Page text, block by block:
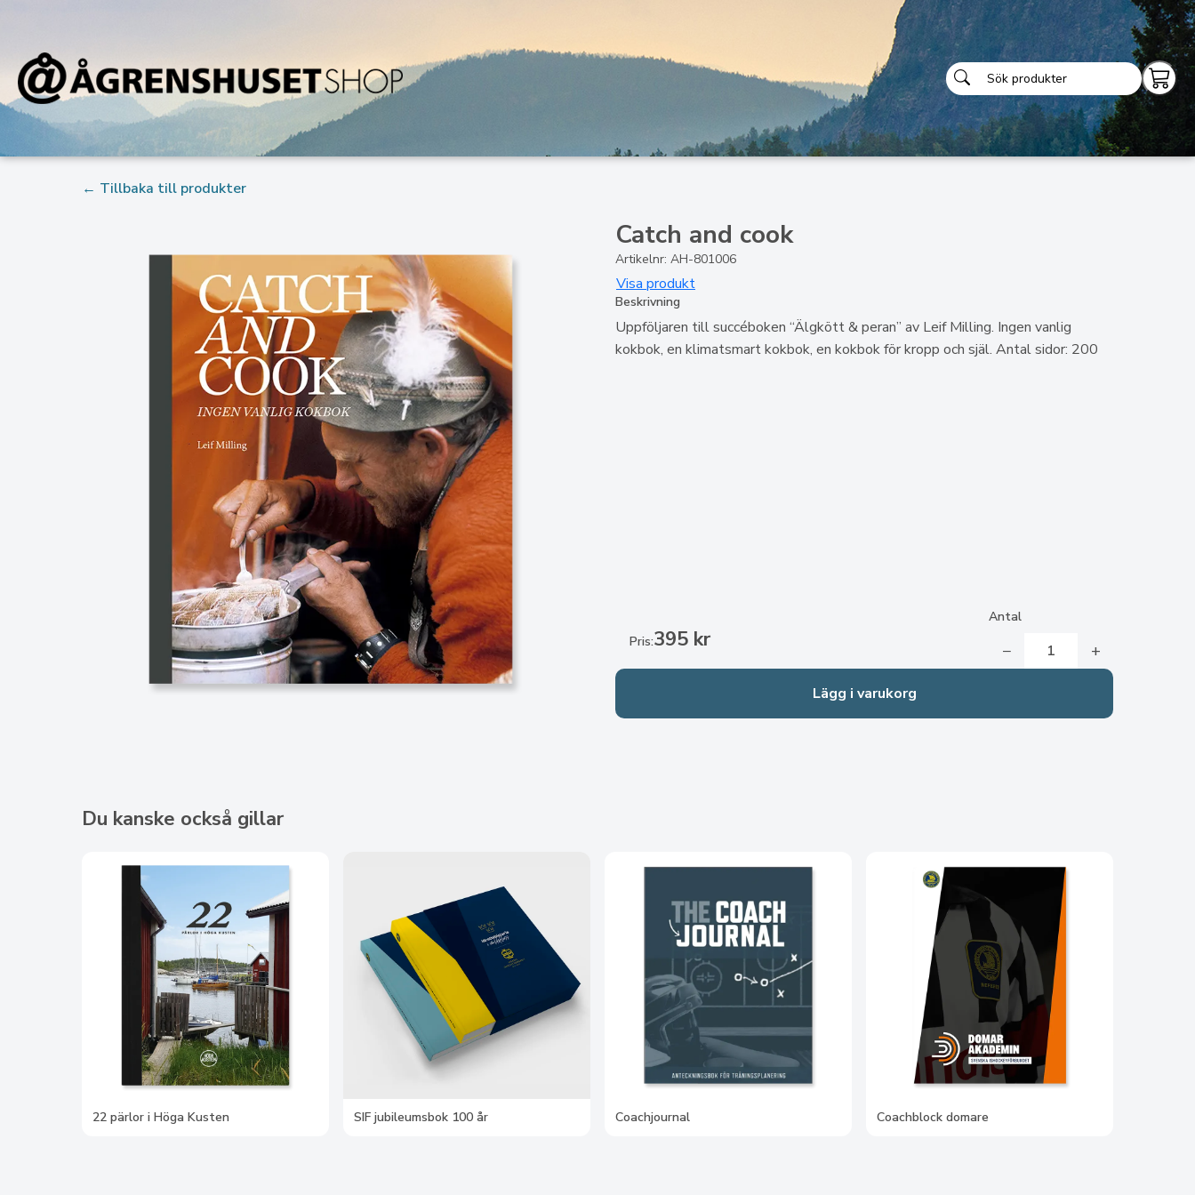
← Tillbaka till produkter
Catch and cook
Artikelnr: AH-801006
Visa produkt
Beskrivning
Uppföljaren till succéboken “Älgkött & peran” av Leif Milling. Ingen vanlig
kokbok, en klimatsmart kokbok, en kokbok för kropp och själ. Antal sidor: 200
Pris:395 kr
Antal
− +
Lägg i varukorg
Du kanske också gillar
22 pärlor i Höga Kusten SIF jubileumsbok 100 år Coachjournal Coachblock domare